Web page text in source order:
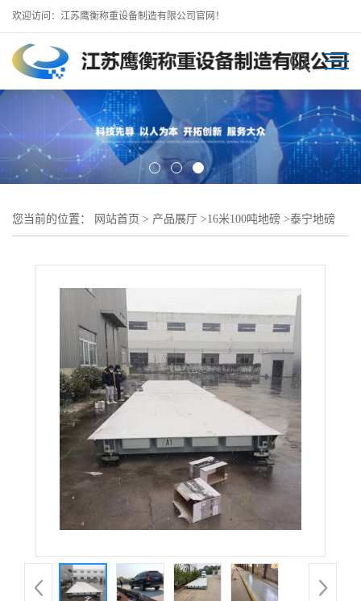
欢迎访问：江苏鹰衡称重设备制造有限公司官网！
您当前的位置： 网站首页 > 产品展厅 >16米100吨地磅 >泰宁地磅